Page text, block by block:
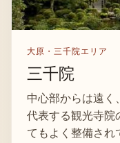
大原・三千院エリア
三千院
中心部からは遠く
代表する観光寺院
てもよく整備され